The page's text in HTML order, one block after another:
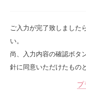
ご入力が完了致しました
い。
尚、入力内容の確認ボタ
針に同意いただけたもの
プ